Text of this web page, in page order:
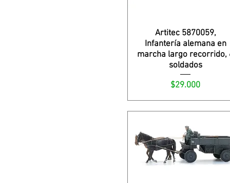
Artitec 5870059,
Infantería alemana en
marcha largo recorrido,
soldados
Precio
$29.000